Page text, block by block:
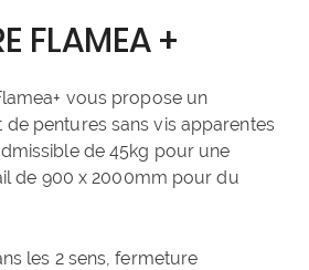
FLAMEA +
vous propose un
pentures sans vis apparentes
de 45kg pour une
de 900 x 2000mm pour du
les 2 sens, fermeture